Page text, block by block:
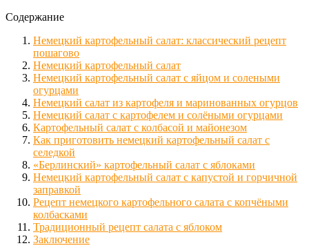
Содержание
Немецкий картофельный салат: классический рецепт
пошагово
Немецкий картофельный салат
Немецкий картофельный салат с яйцом и солеными
огурцами
Немецкий салат из картофеля и маринованных огурцов
Немецкий салат с картофелем и солёными огурцами
Картофельный салат с колбасой и майонезом
Как приготовить немецкий картофельный салат с
селедкой
«Берлинский» картофельный салат с яблоками
Немецкий картофельный салат с капустой и горчичной
заправкой
Рецепт немецкого картофельного салата с копчёными
колбасками
Традиционный рецепт салата с яблоком
Заключение